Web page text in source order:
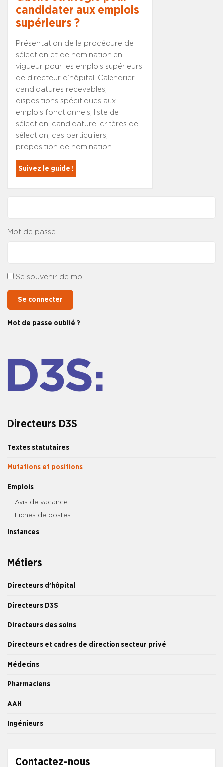
Directeurs D3S
Textes statutaires
Mutations et positions
Emplois
Avis de vacance
Fiches de postes
Instances
Métiers
Directeurs d’hôpital
Directeurs D3S
Directeurs des soins
Directeurs et cadres de direction secteur privé
Médecins
Pharmaciens
AAH
Ingénieurs
Contactez-nous
candidater aux emplois
supérieurs ?
Présentation de la procédure de
sélection et de nomination en
vigueur pour les emplois supérieurs
de directeur d’hôpital. Calendrier,
candidatures recevables,
dispositions spécifiques aux
emplois fonctionnels, liste de
sélection, candidature, critères de
sélection, cas particuliers,
proposition de nomination.
Suivez le guide !
Mot de passe
Se souvenir de moi
Se connecter
Mot de passe oublié ?